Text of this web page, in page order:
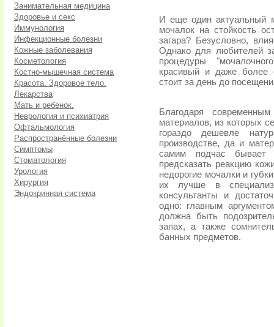
Занимательная медицина
Здоровье и секс
Иммунология
Инфекционные болезни
Кожные заболевания
Косметология
Костно-мышечная система
Красота. Здоровое тело.
Лекарства
Мать и ребенок.
Неврология и психиатрия
Офтальмология
Распространённые болезни
Симптомы
Стоматология
Урология
Хирургия
Эндокринная система
И еще один актуальный
мочалок на стойкость
загара? Безусловно,
Однако для любителей
процедуры
красивый и даже более
стоит за день до
Благодаря
материалов, из которых
гораздо дешевле
производстве, да и
самим подчас бывает
предсказать реакцию
недорогие мочалки и
их лучше в
консультанты и
одно: главным
должна быть
запах, а также
банных предметов.